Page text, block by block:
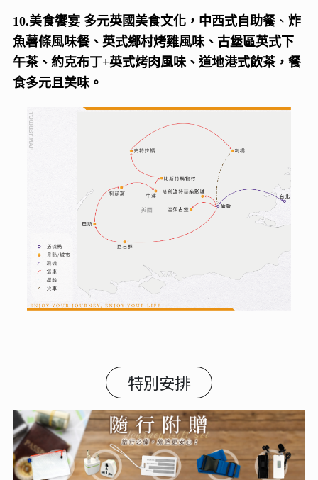
10.美食饗宴 多元英國美食文化，中西式自助餐、 炸
魚薯條風味餐、英式鄉村烤雞風味、古堡區英式下
午茶、 約克布丁+英式烤肉風味、道地港式飲茶，餐
食多元且美味。
特別安排